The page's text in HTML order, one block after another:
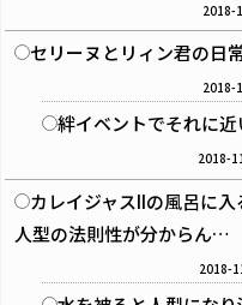
2018-
セリーヌとリィン君の日
2018-
絆イベントでそれに
2018-
カレイジャスIIの風呂に
人型の法則性が分からん…
2018-